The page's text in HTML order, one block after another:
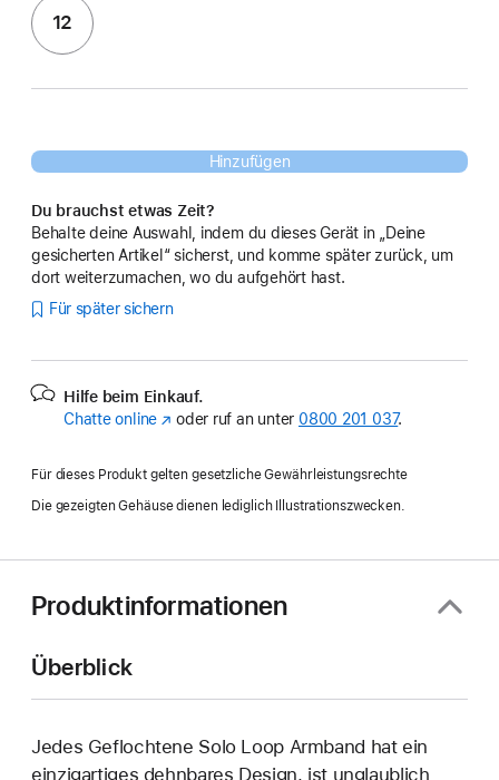
12
Hinzufügen
Du brauchst etwas Zeit?
Behalte deine Auswahl, indem du dieses Gerät in „Deine
gesicherten Artikel“ sicherst, und komme später zurück, um
dort weiterzumachen, wo du aufgehört hast.
Für später sichern
Hilfe beim Einkauf.
Chatte online (Öffnet
Fenster)
oder ruf an unter 0800 201 037.
Für dieses Produkt gelten gesetzliche Gewährleistungsrechte
Die gezeigten Gehäuse dienen lediglich Illustrationszwecken.
Produktinformationen
Überblick
Jedes Geflochtene Solo Loop Armband hat ein
einzig­artiges dehn­bares Design, ist unglaublich